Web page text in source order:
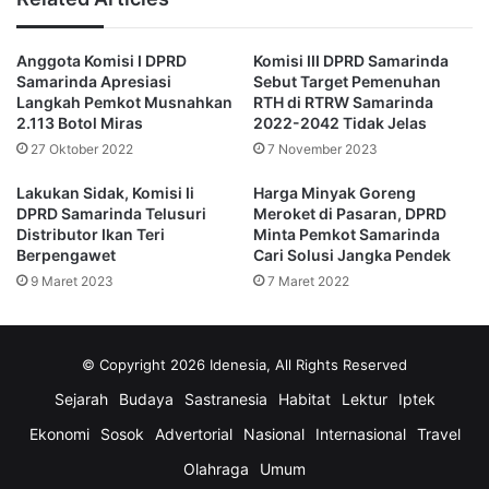
arahan terkait penyelenggaraan buka puasa bersama.
“Sehubungan hal tersebut pelaksanaan kegiatan buka
puasa bersama pada bulan suci Ramadan 1444 Hijriah agar
ditiadakan,” demikiam isi dari surat yang dirilis Seskab
pada 21 Maret 2023.
(advertorial)
ASN buka puasa bersama
DPRD Samarinda
Anggota Komisi I DPRD
Samarinda Apresiasi
Langkah Pemkot Musnahkan
2.113 Botol Miras
27 Oktober 2022
Komisi III DPRD Samarinda
Sebut Target Pemenuhan
RTH di RTRW Samarinda
2022-2042 Tidak Jelas
7 November 2023
Lakukan Sidak, Komisi Ii
DPRD Samarinda Telusuri
Distributor Ikan Teri
Berpengawet
9 Maret 2023
Harga Minyak Goreng
Meroket di Pasaran, DPRD
Minta Pemkot Samarinda
Cari Solusi Jangka Pendek
7 Maret 2022
© Copyright 2026 Idenesia, All Rights Reserved
Sejarah Budaya Sastranesia Habitat Lektur
Iptek
Ekonomi
Sosok Advertorial Nasional Internasional
Travel
Olahraga
Umum